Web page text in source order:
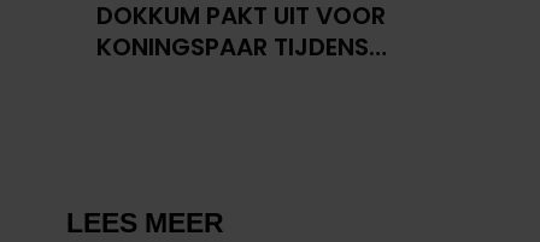
DOKKUM PAKT UIT VOOR
KONINGSPAAR TIJDENS